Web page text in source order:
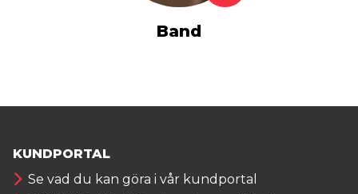
Band
KUNDPORTAL
Se vad du kan göra i vår kundportal